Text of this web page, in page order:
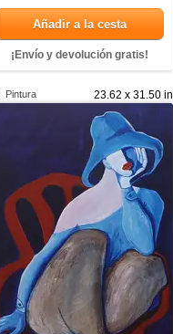
Añadir a la cesta
¡Envío y devolución gratis!
23.62 x 31.50 in
Pintura